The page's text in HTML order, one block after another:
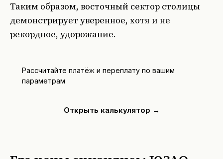
Таким образом, восточный сектор столицы
демонстрирует уверенное, хотя и не
рекордное, удорожание.
Рассчитайте платёж и переплату по вашим
параметрам
Открыть калькулятор →